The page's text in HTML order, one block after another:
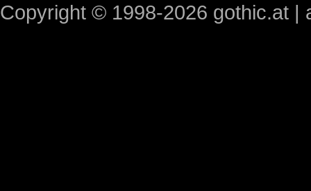
Copyright © 1998-2026 gothic.at |